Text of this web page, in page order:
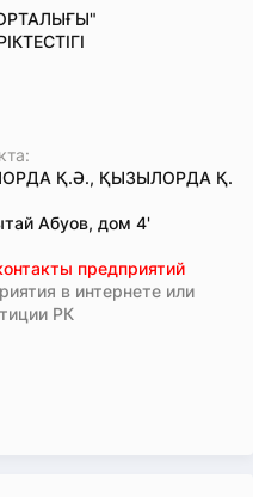
Қ.Ә., ҚЫЗЫЛОРДА Қ.
Абуов, дом 4'
предприятий
в интернете или
РК